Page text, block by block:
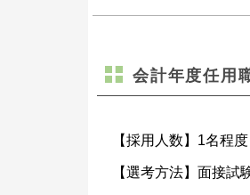
会計年度任用
【採用人数】1名程
【選考方法】面接試